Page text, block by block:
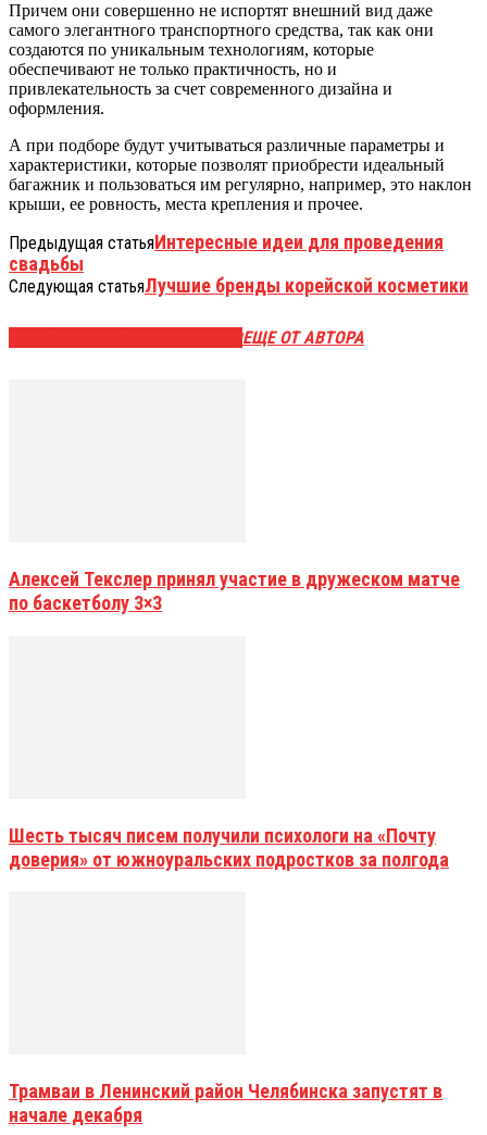
Причем они совершенно не испортят внешний вид даже
самого элегантного транспортного средства, так как они
создаются по уникальным технологиям, которые
обеспечивают не только практичность, но и
привлекательность за счет современного дизайна и
оформления.
А при подборе будут учитываться различные параметры и
характеристики, которые позволят приобрести идеальный
багажник и пользоваться им регулярно, например, это наклон
крыши, ее ровность, места крепления и прочее.
Предыдущая статьяИнтересные идеи для проведения
свадьбы
Следующая статьяЛучшие бренды корейской косметики
ЕЩЕ ОТ АВТОРА
Алексей Текслер принял участие в дружеском матче
по баскетболу 3×3
Шесть тысяч писем получили психологи на «Почту
доверия» от южноуральских подростков за полгода
Трамваи в Ленинский район Челябинска запустят в
начале декабря